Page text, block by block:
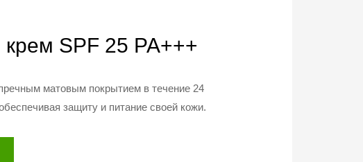
SPF 25 PA+++
матовым покрытием в течение 24
защиту и питание своей кожи.